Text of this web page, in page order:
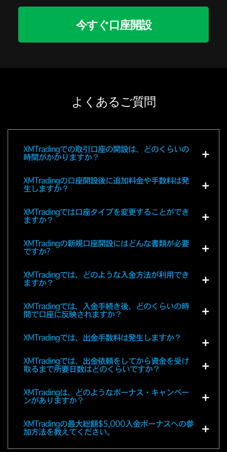
今すぐ口座開設
よくあるご質問
XMTradingでの取引口座の開設は、どのくらいの
時間がかかりますか？
XMTradingの口座開設後に追加料金や手数料は発
生しますか？
XMTradingでは口座タイプを変更することができ
ますか？
XMTradingの新規口座開設にはどんな書類が必要
ですか?
XMTradingでは、どのような入金方法が利用でき
ますか？
XMTradingでは、入金手続き後、どのくらいの時
間で口座に反映されますか？
XMTradingでは、出金手数料は発生しますか？
XMTradingでは、出金依頼をしてから資金を受け
取るまで所要日数はどのくらいですか？
XMTradingは、どのようなボーナス・キャンペー
ンがありますか？
XMTradingの最大総額$5,000入金ボーナスへの参
加方法を教えてください。
2021/09/21 XM
【XMTrading】MT4・MT5取引プラッ
トフォーム更新のご案内 – 重要！
変更
2021/09/03 XM
【XMTrading】重要なお知らせ：9月の
取引時間変更